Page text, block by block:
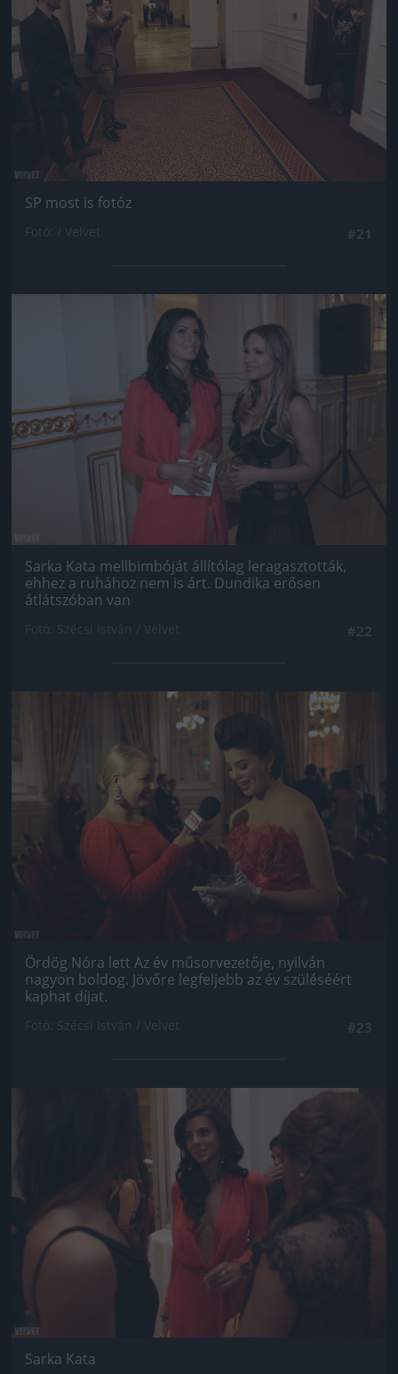
SP most is fotóz
Jön még kép!
Sarka Kata mellbimbóját állítólag leragasztották,
ehhez a ruhához nem is árt. Dundika erősen
átlátszóban van
Jön még kép!
Ördög Nóra lett Az év műsorvezetője, nyilván
nagyon boldog. Jövőre legfeljebb az év szüléséért
kaphat díjat.
Jön még kép!
Sarka Kata